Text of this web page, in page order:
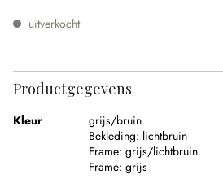
uitverkocht
Productgegevens
Kleur
grijs/bruin
Bekleding: lichtbruin
Frame: grijs/lichtbruin
Frame: grijs